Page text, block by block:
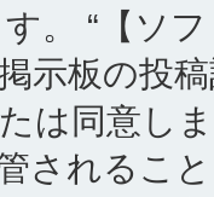
。 “【ソ
示板の投
は同意し
されるこ